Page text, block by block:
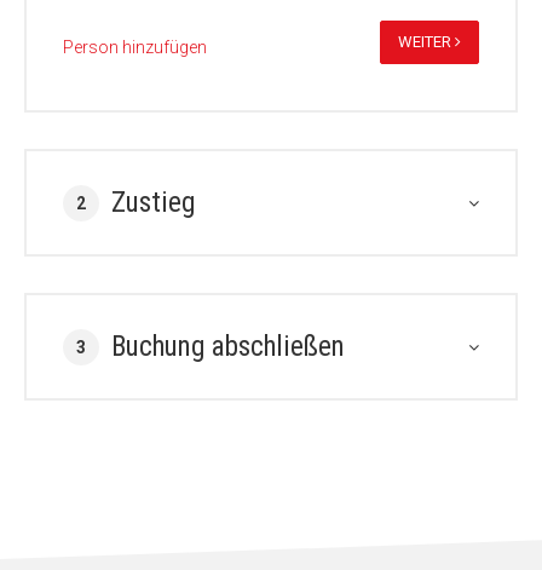
Person hinzufügen WEITER
2 Zustieg
3 Buchung abschließen